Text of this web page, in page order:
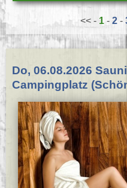
<< - 1- 2-
Do, 06.08.2026
Campingplatz